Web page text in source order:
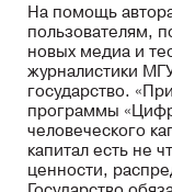
На помощь
пользователям,
новых медиа и
журналистики
государство.
программы
человеческого
капитал есть не
ценности,